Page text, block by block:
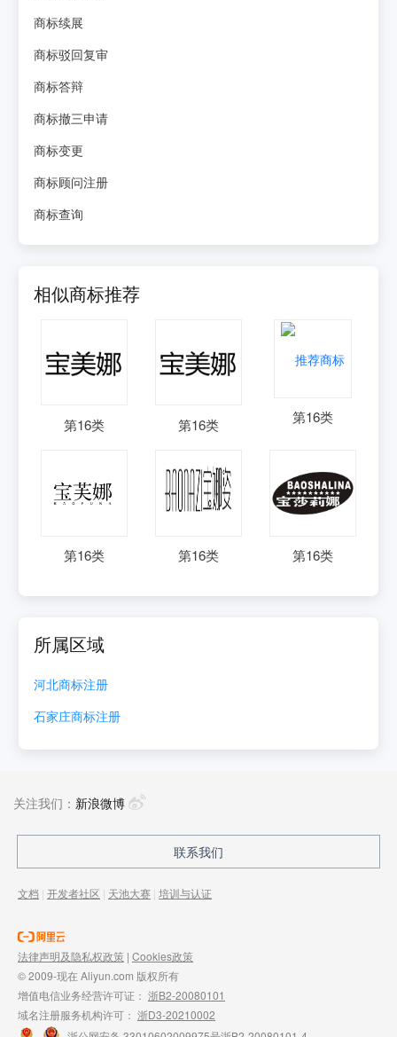
商标续展
商标驳回复审
商标答辩
商标撤三申请
商标变更
商标顾问注册
商标查询
相似商标推荐
第16类 第16类 第16类
第16类 第16类 第16类
所属区域
河北商标注册
石家庄商标注册